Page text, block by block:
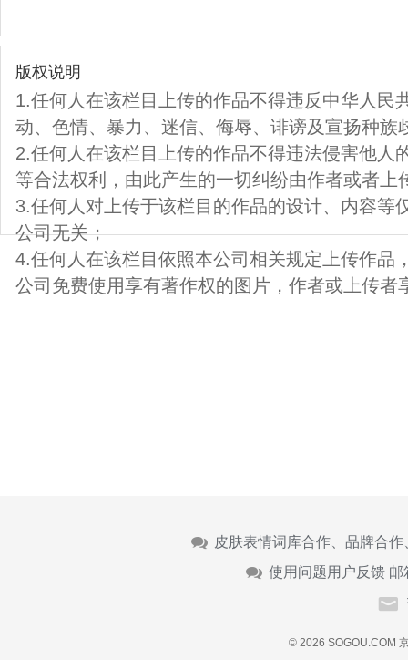
版权说明
1.任何人在该栏目上传的作品不得违反中华人民
动、色情、暴力、迷信、侮辱、诽谤及宣扬种族
2.任何人在该栏目上传的作品不得违法侵害他人
等合法权利，由此产生的一切纠纷由作者或者上
3.任何人对上传于该栏目的作品的设计、内容等
公司无关；
4.任何人在该栏目依照本公司相关规定上传作品
公司免费使用享有著作权的图片，作者或上传者
皮肤表情词库合作、品牌合
使用问题用户反馈 邮
© 2026 SOGOU.COM